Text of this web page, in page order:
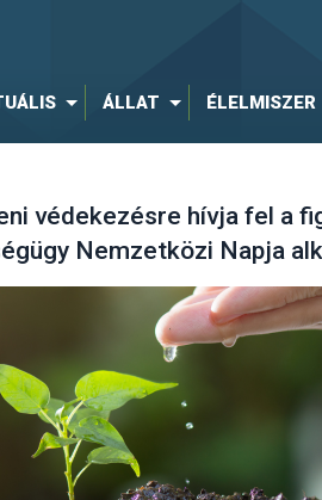
ÁLLAT ÉLELMISZER
védekezésre hívja fel a
Nemzetközi Napja